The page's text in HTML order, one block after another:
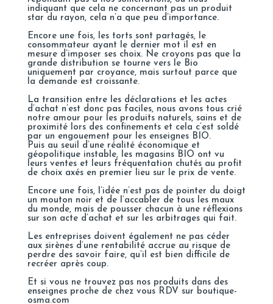
indiquant que cela ne concernant pas un produit
star du rayon, cela n’a que peu d’importance.
Encore une fois, les torts sont partagés, le
consommateur ayant le dernier mot il est en
mesure d’imposer ses choix. Ne croyons pas que la
grande distribution se tourne vers le Bio
uniquement par croyance, mais surtout parce que
la demande est croissante.
La transition entre les déclarations et les actes
d’achat n’est donc pas faciles, nous avons tous crié
notre amour pour les produits naturels, sains et de
proximité lors des confinements et cela c’est soldé
par un engouement pour les enseignes BIO.
Puis au seuil d’une réalité économique et
géopolitique instable, les magasins BIO ont vu
leurs ventes et leurs fréquentation chutés au profit
de choix axés en premier lieu sur le prix de vente.
Encore une fois, l’idée n’est pas de pointer du doigt
un mouton noir et de l’accabler de tous les maux
du monde, mais de pousser chacun à une réflexions
sur son acte d’achat et sur les arbitrages qui fait.
Les entreprises doivent également ne pas céder
aux sirènes d’une rentabilité accrue au risque de
perdre des savoir faire, qu’il est bien difficile de
recréer après coup.
Et si vous ne trouvez pas nos produits dans des
enseignes proche de chez vous RDV sur boutique-
osma.com